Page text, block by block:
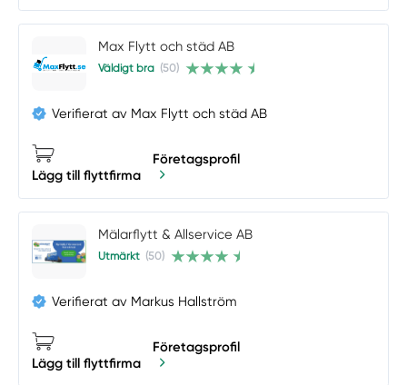
Max Flytt och städ AB
Väldigt bra (50)
Verifierat av Max Flytt och städ AB
Lägg till flyttfirma
Företagsprofil
Mälarflytt & Allservice AB
Utmärkt (50)
Verifierat av Markus Hallström
Lägg till flyttfirma
Företagsprofil